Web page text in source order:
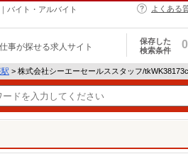
バイト・アルバイト
よくある
事が探せる求人サイト
保存した
検索条件
0
> 株式会社シーエーセールススタッフ/